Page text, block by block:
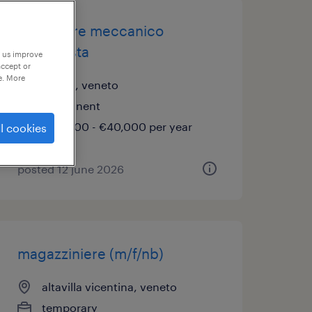
montatore meccanico
trasfertista
lonigo, veneto
permanent
€34,000 - €40,000 per year
posted 12 june 2026
magazziniere (m/f/nb)
altavilla vicentina, veneto
temporary
improve
or
More
cookies